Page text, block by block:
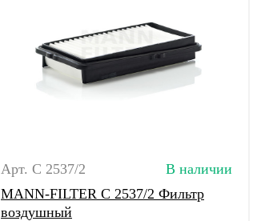
Арт. C 2537/2
В наличии
MANN-FILTER C 2537/2 Фильтр
воздушный